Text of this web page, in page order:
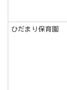
ひだまり保育園